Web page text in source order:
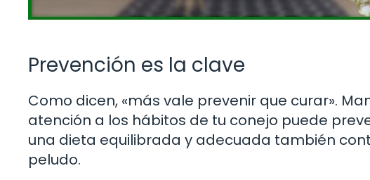
Prevención es la clave
Como dicen, «más vale prevenir que curar».
atención a los hábitos de tu conejo puede
una dieta equilibrada y adecuada también
peludo.